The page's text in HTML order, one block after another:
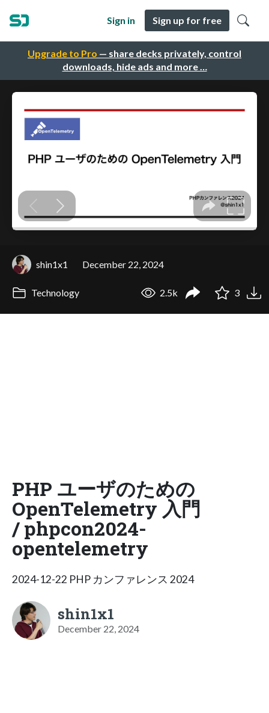
Upgrade to Pro — share decks privately, control
downloads, hide ads and more …
Sign in Sign up for free
shin1x1 December 22, 2024
Technology 2.5k 3
PHP ユーザのための
OpenTelemetry 入門
/ phpcon2024-
opentelemetry
2024-12-22 PHP カンファレンス 2024
shin1x1
December 22, 2024